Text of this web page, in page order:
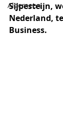
Algemeen
Sijpesteijn,
Nederland,
Business.